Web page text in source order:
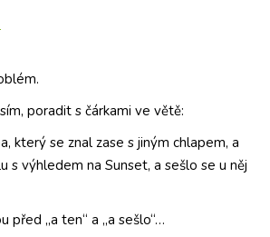
poradit s čárkami ve větě:
který se znal zase s jiným chlapem, a
s výhledem na Sunset, a sešlo se u něj
před ,,a ten“ a ,,a sešlo“…